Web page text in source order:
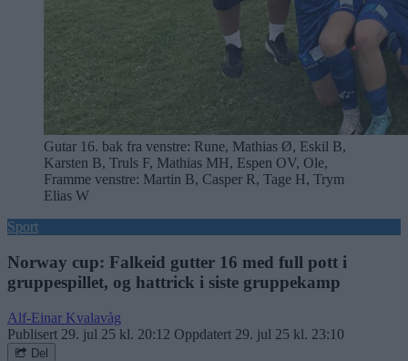
Gutar 16. bak fra venstre: Rune, Mathias Ø, Eskil B,
Karsten B, Truls F, Mathias MH, Espen OV, Ole,
Framme venstre: Martin B, Casper R, Tage H, Trym
Elias W
Sport
Norway cup: Falkeid gutter 16 med full pott i
gruppespillet, og hattrick i siste gruppekamp
Alf-Einar Kvalavåg
Publisert 29. jul 25 kl. 20:12 Oppdatert 29. jul 25 kl. 23:10
Del